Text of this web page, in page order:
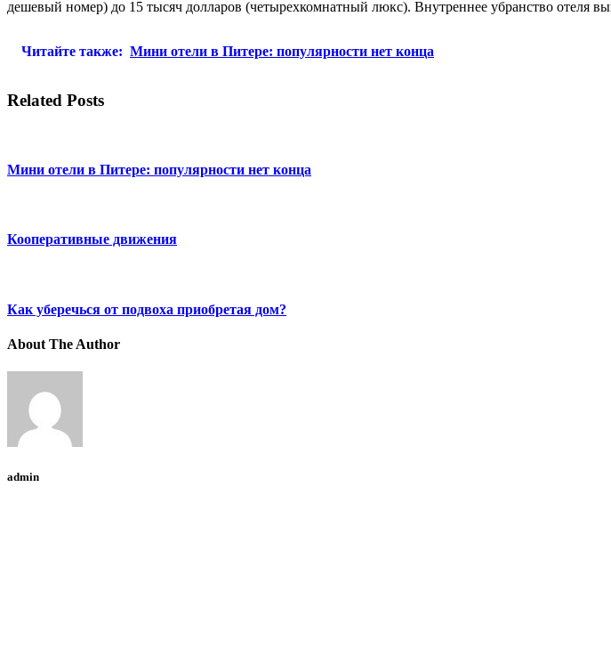
дешевый номер) до 15 тысяч долларов (четырехкомнатный люкс). Внутреннее убранство отеля
Читайте также: Мини отели в Питере: популярности нет конца
Related Posts
Мини отели в Питере: популярности нет конца
Кооперативные движения
Как уберечься от подвоха приобретая дом?
About The Author
admin